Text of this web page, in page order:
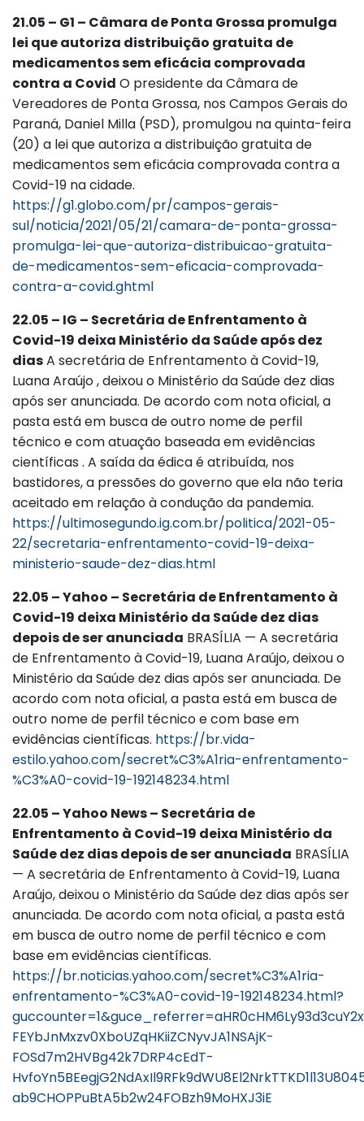
21.05 – G1 – Câmara de Ponta Grossa promulga
lei que autoriza distribuição gratuita de
medicamentos sem eficácia comprovada
contra a Covid O presidente da Câmara de
Vereadores de Ponta Grossa, nos Campos Gerais do
Paraná, Daniel Milla (PSD), promulgou na quinta-feira
(20) a lei que autoriza a distribuição gratuita de
medicamentos sem eficácia comprovada contra a
Covid-19 na cidade.
https://g1.globo.com/pr/campos-gerais-
sul/noticia/2021/05/21/camara-de-ponta-grossa-
promulga-lei-que-autoriza-distribuicao-gratuita-
de-medicamentos-sem-eficacia-comprovada-
contra-a-covid.ghtml
22.05 – IG – Secretária de Enfrentamento à
Covid-19 deixa Ministério da Saúde após dez
diasA secretária de Enfrentamento à Covid-19,
Luana Araújo , deixou o Ministério da Saúde dez dias
após ser anunciada. De acordo com nota oficial, a
pasta está em busca de outro nome de perfil
técnico e com atuação baseada em evidências
científicas . A saída da édica é atribuída, nos
bastidores, a pressões do governo que ela não teria
aceitado em relação à condução da pandemia.
https://ultimosegundo.ig.com.br/politica/2021-05-
22/secretaria-enfrentamento-covid-19-deixa-
ministerio-saude-dez-dias.html
22.05 – Yahoo – Secretária de Enfrentamento à
Covid-19 deixa Ministério da Saúde dez dias
depois de ser anunciada BRASÍLIA — A secretária
de Enfrentamento à Covid-19, Luana Araújo, deixou o
Ministério da Saúde dez dias após ser anunciada. De
acordo com nota oficial, a pasta está em busca de
outro nome de perfil técnico e com base em
evidências científicas. https://br.vida-
estilo.yahoo.com/secret%C3%A1ria-enfrentamento-
%C3%A0-covid-19-192148234.html
22.05 – Yahoo News – Secretária de
Enfrentamento à Covid-19 deixa Ministério da
Saúde dez dias depois de ser anunciada BRASÍLIA
— A secretária de Enfrentamento à Covid-19, Luana
Araújo, deixou o Ministério da Saúde dez dias após ser
anunciada. De acordo com nota oficial, a pasta está
em busca de outro nome de perfil técnico e com
base em evidências científicas.
https://br.noticias.yahoo.com/secret%C3%A1ria-
enfrentamento-%C3%A0-covid-19-192148234.html?
FEYbJnMxzv0XboUZqHKiiZCNyvJA1NSAjK-
FOSd7m2HVBg42k7DRP4cEdT-
ab9CHOPPuBtA5b2w24FOBzh9MoHXJ3iE